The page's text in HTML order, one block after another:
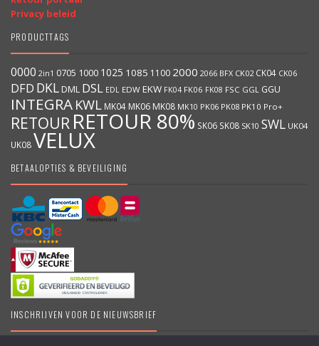
Privacy beleid
PRODUCTTAGS
0000 2in1 0705 1000 1025 1085 1100 2000 2066 BFX CK02 CK04 CK06
DFD DKL DML DSL EDL EDW EKW FK04 FK06 FK08 FSC GGL GGU
INTEGRA KWL MK04 MK06 MK08 MK10 PK06 PK08 PK10 Pro+
RETOUR RETOUR 80% SK06 SK08 SK10 SWL UK04
UK08VELUX
BETAALOPTIES & BEVEILIGING
INSCHRIJVEN VOOR DE NIEUWSBRIEF